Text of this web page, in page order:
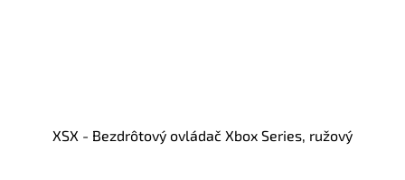
XSX - Bezdrôtový ovládač Xbox Series, ružový